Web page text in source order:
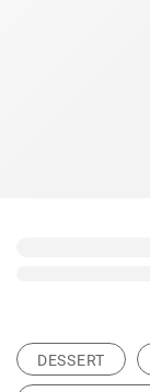
DESSERT